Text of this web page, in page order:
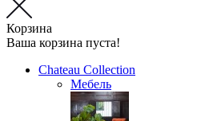
Корзина
Ваша корзина пуста!
Chateau Collection
Мебель